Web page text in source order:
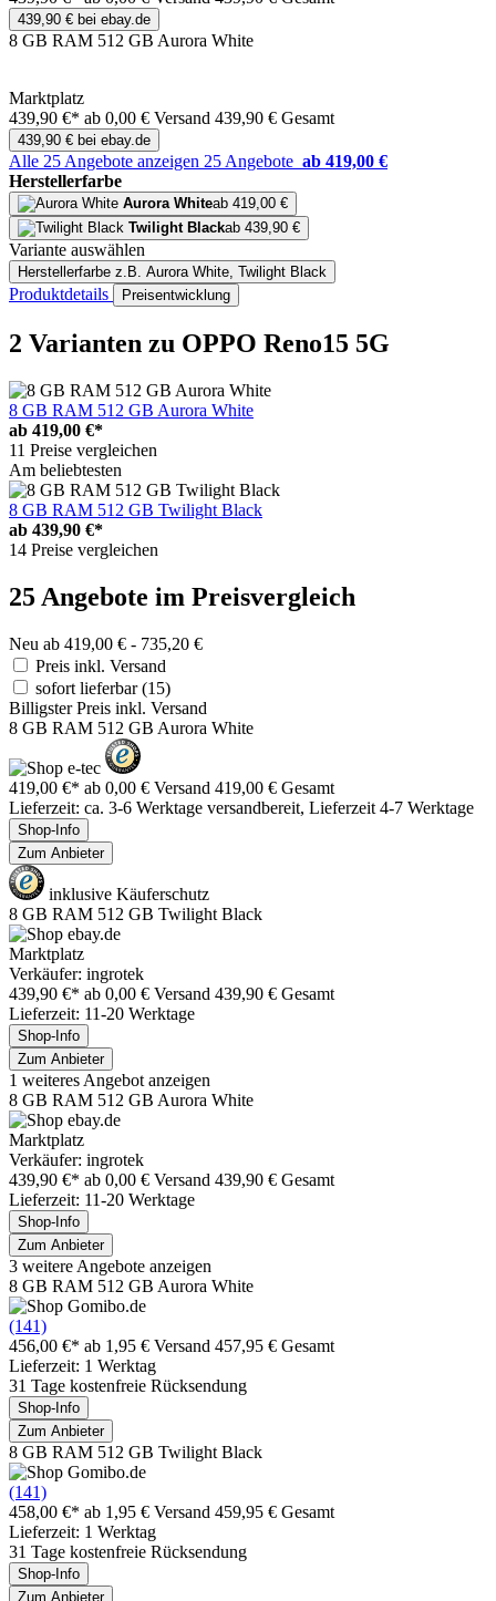
439,90 € bei ebay.de
8 GB RAM 512 GB Aurora White
Marktplatz
439,90 €* ab 0,00 € Versand 439,90 € Gesamt
439,90 € bei ebay.de
Alle 25 Angebote anzeigen 25 Angebote ab 419,00 €
Herstellerfarbe
Aurora Whiteab 419,00 €
Twilight Blackab 439,90 €
Variante auswählen
Herstellerfarbe z.B. Aurora White, Twilight Black
Produktdetails Preisentwicklung
2 Varianten zu OPPO Reno15 5G
8 GB RAM 512 GB Aurora White
ab 419,00 €*
11 Preise vergleichen
Am beliebtesten
8 GB RAM 512 GB Twilight Black
ab 439,90 €*
14 Preise vergleichen
25 Angebote im Preisvergleich
Neu ab 419,00 € - 735,20 €
Preis inkl. Versand
sofort lieferbar(15)
Billigster Preis inkl. Versand
8 GB RAM 512 GB Aurora White
419,00 €* ab 0,00 € Versand 419,00 € Gesamt
Lieferzeit: ca. 3-6 Werktage versandbereit, Lieferzeit 4-7 Werktage
Shop-Info
Zum Anbieter
inklusive Käuferschutz
8 GB RAM 512 GB Twilight Black
Marktplatz
Verkäufer: ingrotek
439,90 €* ab 0,00 € Versand 439,90 € Gesamt
Lieferzeit: 11-20 Werktage
Shop-Info
Zum Anbieter
1 weiteres Angebot anzeigen
8 GB RAM 512 GB Aurora White
Marktplatz
Verkäufer: ingrotek
439,90 €* ab 0,00 € Versand 439,90 € Gesamt
Lieferzeit: 11-20 Werktage
Shop-Info
Zum Anbieter
3 weitere Angebote anzeigen
8 GB RAM 512 GB Aurora White
(141)
456,00 €* ab 1,95 € Versand 457,95 € Gesamt
Lieferzeit: 1 Werktag
31 Tage kostenfreie Rücksendung
Shop-Info
Zum Anbieter
8 GB RAM 512 GB Twilight Black
(141)
458,00 €* ab 1,95 € Versand 459,95 € Gesamt
Lieferzeit: 1 Werktag
31 Tage kostenfreie Rücksendung
Shop-Info
Zum Anbieter